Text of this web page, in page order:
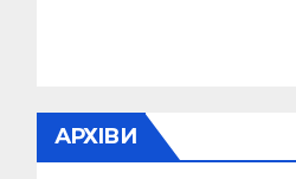
АРХІВИ